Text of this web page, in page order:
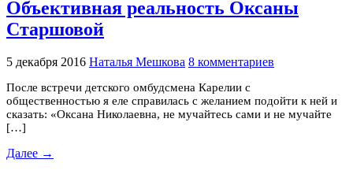
Объективная реальность Оксаны
Старшовой
5 декабря 2016 Наталья Мешкова 8 комментариев
После встречи детского омбудсмена Карелии с
общественностью я еле справилась с желанием подойти к ней и
сказать: «Оксана Николаевна, не мучайтесь сами и не мучайте
[…]
Далее →